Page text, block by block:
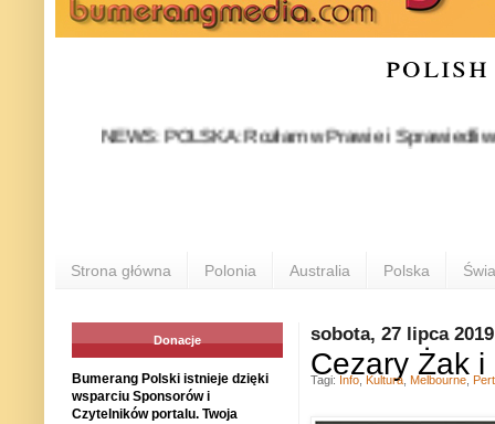
NEWS: POLSKA: Rozłam w Prawie i Sprawiedliwości
Strona główna Polonia Australia Polska
sobota, 27 lipca 2019
Cezary Żak i
Tagi: Info Kultura Melbourne
Donacje
Bumerang Polski istnieje dzięki
wsparciu Sponsorów i
Czytelników portalu. Twoja